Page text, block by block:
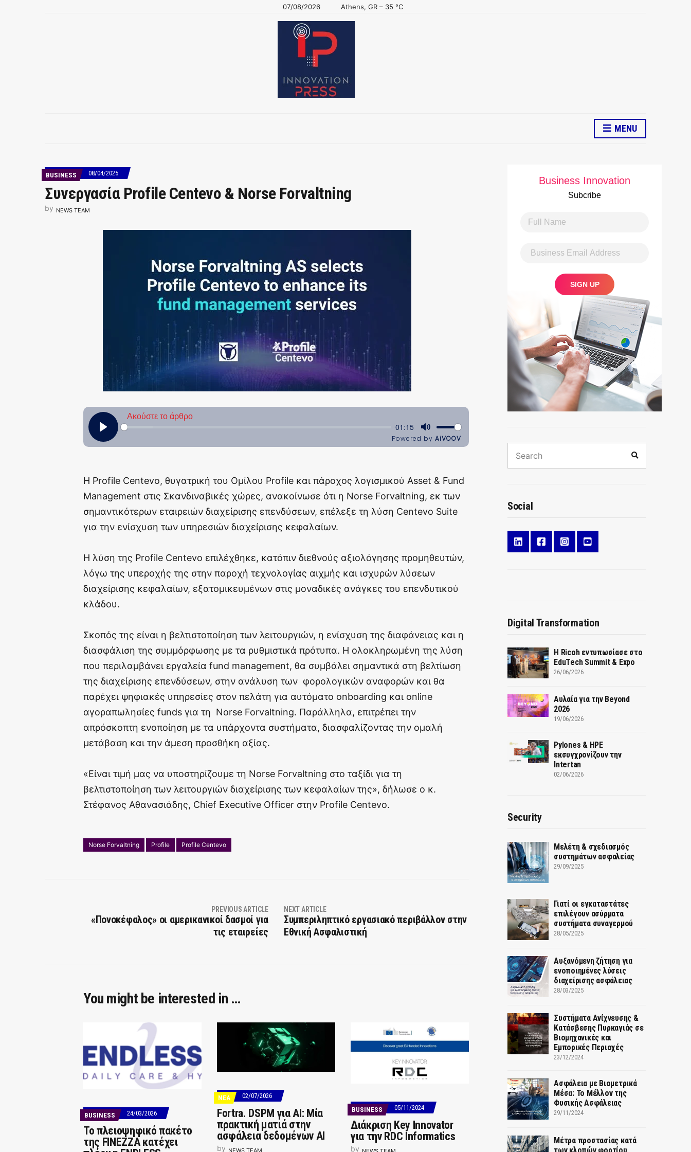
07/08/2026 Athens, GR – 35 C
MENU
BUSINESS 08/04/2025
Συνεργασία Profile Centevo & Norse Forvaltning
by NEWS TEAM
Η Profile Centevo, θυγατρική του Ομίλου Profile και πάροχος λογισμικού Asset & Fund
Management στις Σκανδιναβικές χώρες, ανακοίνωσε ότι η Norse Forvaltning, εκ των
σημαντικότερων εταιρειών διαχείρισης επενδύσεων, επέλεξε τη λύση Centevo Suite
για την ενίσχυση των υπηρεσιών διαχείρισης κεφαλαίων.
Η λύση της Profile Centevo επιλέχθηκε, κατόπιν διεθνούς αξιολόγησης προμηθευτών,
λόγω της υπεροχής της στην παροχή τεχνολογίας αιχμής και ισχυρών λύσεων
διαχείρισης κεφαλαίων, εξατομικευμένων στις μοναδικές ανάγκες του επενδυτικού
κλάδου.
Σκοπός της είναι η βελτιστοποίηση των λειτουργιών, η ενίσχυση της διαφάνειας και η
διασφάλιση της συμμόρφωσης με τα ρυθμιστικά πρότυπα. Η ολοκληρωμένη της λύση
που περιλαμβάνει εργαλεία fund management, θα συμβάλει σημαντικά στη βελτίωση
της διαχείρισης επενδύσεων, στην ανάλυση των φορολογικών αναφορών και θα
παρέχει ψηφιακές υπηρεσίες στον πελάτη για αυτόματο onboarding και online
αγοραπωλησίες funds για τη Norse Forvaltning. Παράλληλα, επιτρέπει την
απρόσκοπτη ενοποίηση με τα υπάρχοντα συστήματα, διασφαλίζοντας την ομαλή
μετάβαση και την άμεση προσθήκη αξίας.
«Είναι τιμή μας να υποστηρίζουμε τη Norse Forvaltning στο ταξίδι για τη
βελτιστοποίηση των λειτουργιών διαχείρισης των κεφαλαίων της», δήλωσε ο κ.
Στέφανος Αθανασιάδης, Chief Executive Officer στην Profile Centevo.
Norse Forvaltning Profile Profile Centevo
PREVIOUS ARTICLE
«Πονοκέφαλος» οι αμερικανικοί δασμοί για
τις εταιρείες
NEXT ARTICLE
Συμπεριληπτικό εργασιακό περιβάλλον στην
Εθνική Ασφαλιστική
You might be interested in …
BUSINESS 24/03/2026
Το πλειοψηφικό πακέτο
της FINEZZA κατέχει
ΝΕΑ 02/07/2026
Fortra. DSPM για AI: Μία
πρακτική ματιά στην
ασφάλεια δεδομένων AI
by NEWS TEAM
BUSINESS 05/11/2024
Διάκριση Key Innovator
για την RDC Informatics
by
Business Innovation
Subcribe
for:
Social
Digital Transformation
Η Ricoh εντυπωσίασε στο
EduTech Summit & Expo
26/06/2026
Αυλαία για την Beyond
2026
19/06/2026
Pylones & HPE
εκσυγχρονίζουν την
Intertan
02/06/2026
Security
Μελέτη & σχεδιασμός
συστημάτων ασφαλείας
29/09/2025
Γιατί οι εγκαταστάτες
επιλέγουν ασύρματα
συστήματα συναγερμού
28/05/2025
Αυξανόμενη ζήτηση για
ενοποιημένες λύσεις
διαχείρισης ασφάλειας
28/03/2025
Συστήματα Ανίχνευσης &
Κατάσβεσης Πυρκαγιάς σε
Βιομηχανικές και
Εμπορικές Περιοχές
23/12/2024
Ασφάλεια με Βιομετρικά
Μέσα: Το Μέλλον της
Φυσικής Ασφάλειας
29/11/2024
Μέτρα προστασίας κατά